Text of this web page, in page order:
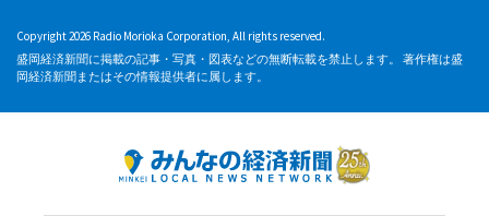
Copyright 2026 Radio Morioka Corporation, All rights reserved.
盛岡経済新聞に掲載の記事・写真・図表などの無断転載を禁止します。 著作権は盛
岡経済新聞またはその情報提供者に属します。